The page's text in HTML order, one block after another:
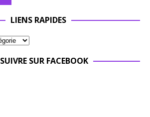
LIENS RAPIDES
SUIVRE SUR FACEBOOK